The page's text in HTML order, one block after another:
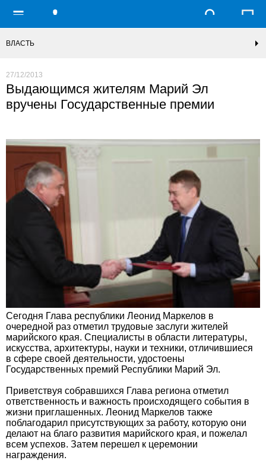
ВЛАСТЬ
27/12/2013
Выдающимся жителям Марий Эл
вручены Государственные премии
Сегодня Глава республики Леонид Маркелов в
очередной раз отметил трудовые заслуги жителей
марийского края. Специалисты в области литературы,
искусства, архитектуры, науки и техники, отличившиеся
в сфере своей деятельности, удостоены
Государственных премий Республики Марий Эл.
Приветствуя собравшихся Глава региона отметил
ответственность и важность происходящего события в
жизни приглашенных. Леонид Маркелов также
поблагодарил присутствующих за работу, которую они
делают на благо развития марийского края, и пожелал
всем успехов. Затем перешел к церемонии
награждения.